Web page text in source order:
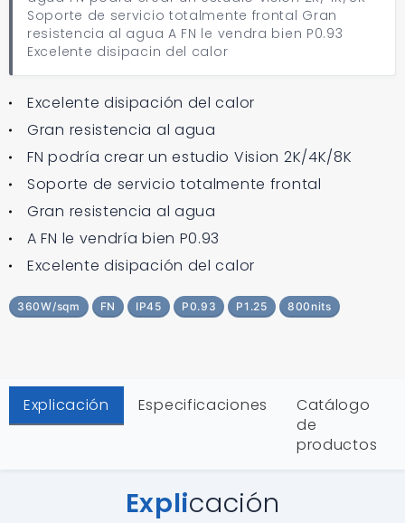
Soporte de servicio totalmente frontal Gran
resistencia al agua A FN le vendra bien P0.93
Excelente disipacin del calor
Excelente disipación del calor
Gran resistencia al agua
FN podría crear un estudio Vision 2K/4K/8K
Soporte de servicio totalmente frontal
Gran resistencia al agua
A FN le vendría bien P0.93
Excelente disipación del calor
360W/sqm FN IP45 P0.93 P1.25 800nits
Explicación Especificaciones
Catálogo
de
productos
Explicación